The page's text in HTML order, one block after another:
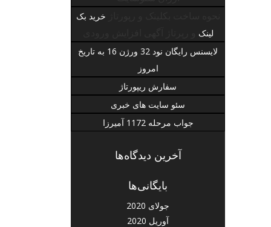
خرید بک
لینک
لایسنس رایگان نود 32 ورژن 16 به تاریخ
امروز
سفارش ریپورتاژ
سئو سایت های خبری
جواب مرحله 1172 آمیرزا
آخرین دیدگاه‌ها
بایگانی‌ها
جولای 2020
آوریل 2020